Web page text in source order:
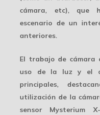
cámara, etc), que
escenario de un
anteriores.
El trabajo de cámara
uso de la luz y el
principales,
utilización de la
sensor Mysterium